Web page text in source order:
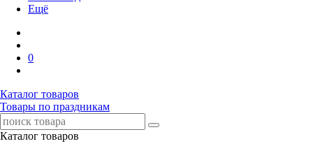
Ещё
0
Каталог товаров
Товары по праздникам
Каталог товаров